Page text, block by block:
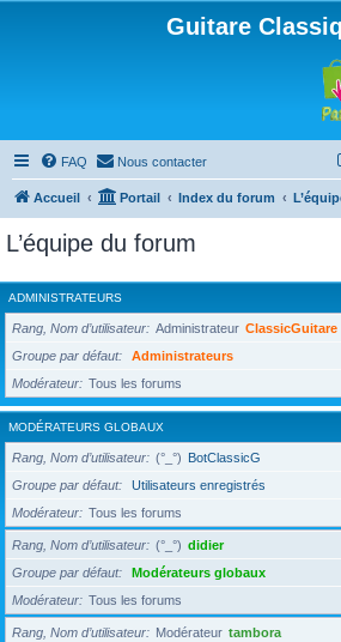
Guitare
FAQ Nous contacter
Accueil Portail Index du forum
L’équipe du forum
ADMINISTRATEURS
Rang, Nom d’utilisateur Administrateur ClassicGuitare
Groupe par défaut
Administrateurs
Modérateur
Tous les forums
MODÉRATEURS GLOBAUX
Rang, Nom d’utilisateur (°_°) BotClassicG
Groupe par défaut
Utilisateurs enregistrés
Modérateur
Tous les forums
Rang, Nom d’utilisateur (°_°) didier
Groupe par défaut
Modérateurs globaux
Modérateur
Tous les forums
Rang, Nom d’utilisateur Modérateur tambora